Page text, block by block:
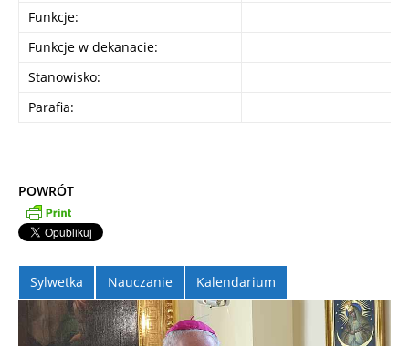
Funkcje:
Funkcje w dekanacie:
Stanowisko:
Parafia:
POWRÓT
Sylwetka Nauczanie Kalendarium